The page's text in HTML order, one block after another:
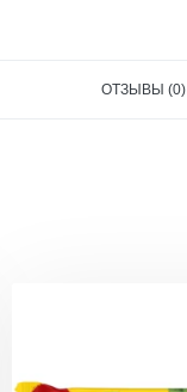
ОТЗЫВЫ (0)